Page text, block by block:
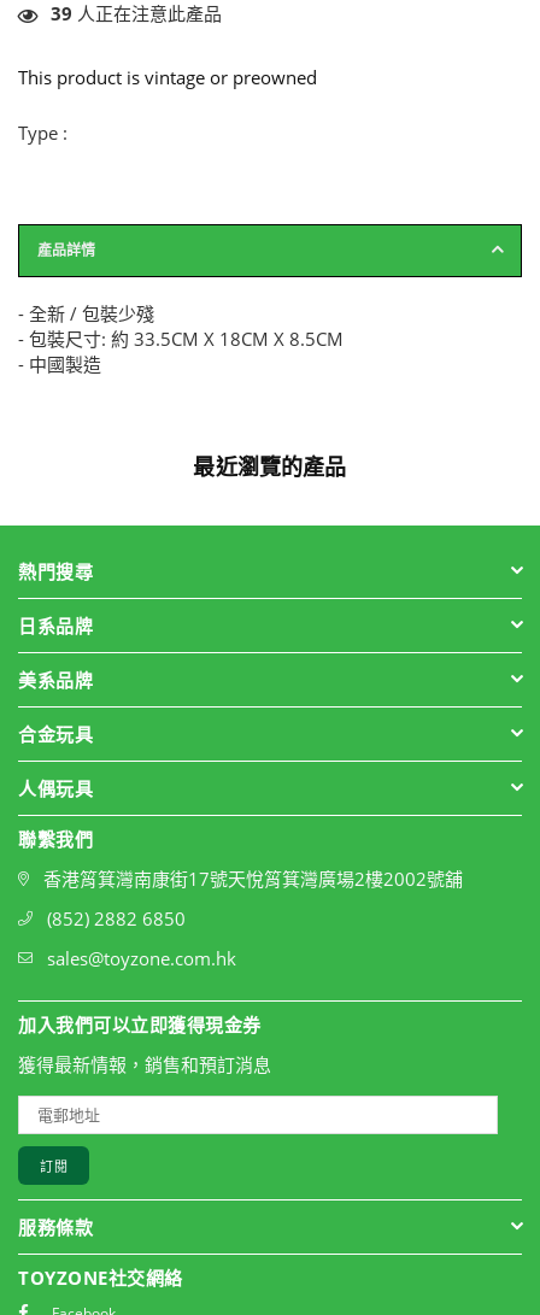
39 人正在注意此產品
This product is vintage or preowned
Type :
產品詳情
- 全新 / 包裝少殘
- 包裝尺寸: 約 33.5CM X 18CM X 8.5CM
- 中國製造
最近瀏覽的產品
熱門搜尋
日系品牌
美系品牌
合金玩具
人偶玩具
聯繫我們
香港筲箕灣南康街17號天悅筲箕灣廣場2樓2002號舖
(852) 2882 6850
sales@toyzone.com.hk
加入我們可以立即獲得現金券
獲得最新情報，銷售和預訂消息
訂閱
服務條款
TOYZONE社交網絡